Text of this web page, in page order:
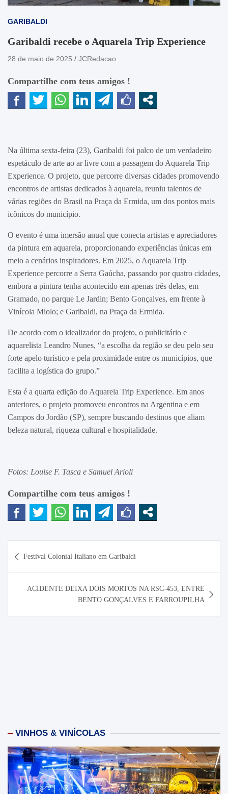
GARIBALDI
Garibaldi recebe o Aquarela Trip Experience
28 de maio de 2025 JCRedacao
Compartilhe com teus amigos !
Na última sexta-feira (23), Garibaldi foi palco de um verdadeiro
espetáculo de arte ao ar livre com a passagem do Aquarela Trip
Experience. O projeto, que percorre diversas cidades promovendo
encontros de artistas dedicados à aquarela, reuniu talentos de
várias regiões do Brasil na Praça da Ermida, um dos pontos mais
icônicos do município.
O evento é uma imersão anual que conecta artistas e apreciadores
da pintura em aquarela, proporcionando experiências únicas em
meio a cenários inspiradores. Em 2025, o Aquarela Trip
Experience percorre a Serra Gaúcha, passando por quatro cidades,
embora a pintura tenha acontecido em apenas três delas, em
Gramado, no parque Le Jardin; Bento Gonçalves, em frente à
Vinícola Miolo; e Garibaldi, na Praça da Ermida.
De acordo com o idealizador do projeto, o publicitário e
aquarelista Leandro Nunes, “a escolha da região se deu pelo seu
forte apelo turístico e pela proximidade entre os municípios, que
facilita a logística do grupo.”
Esta é a quarta edição do Aquarela Trip Experience. Em anos
anteriores, o projeto promoveu encontros na Argentina e em
Campos do Jordão (SP), sempre buscando destinos que aliam
beleza natural, riqueza cultural e hospitalidade.
Fotos: Louise F. Tasca e Samuel Arioli
Compartilhe com teus amigos !
de
Festival Colonial Italiano em Garibaldi
ACIDENTE DEIXA DOIS MORTOS NA RSC-453, ENTRE
BENTO GONÇALVES E FARROUPILHA
VINHOS & VINÍCOLAS